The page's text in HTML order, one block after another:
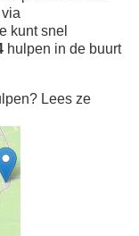
kunt snel
hulpen in de buurt
Lees ze